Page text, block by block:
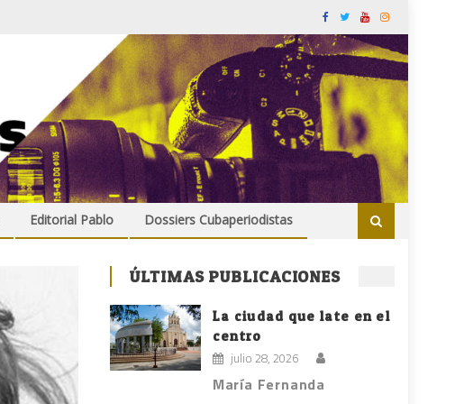
Editorial Pablo Dossiers Cubaperiodistas
ÚLTIMAS PUBLICACIONES
La ciudad que late en el
centro
julio 28, 2026
María Fernanda